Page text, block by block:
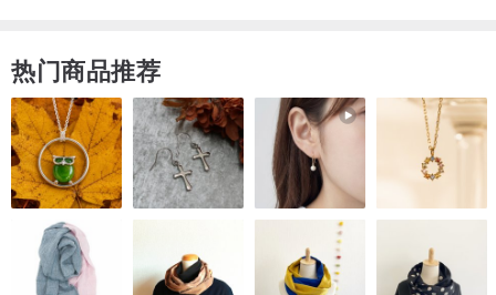
明信片：www.pinkoi.com/store/dddesign?tag=%...
热门商品推荐